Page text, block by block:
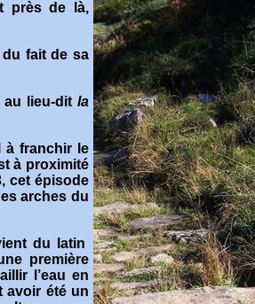
près de là,
fait de sa
au lieu-dit la
à franchir le
à proximité
cet épisode
arches du
du latin
première
l’eau en
avoir été un